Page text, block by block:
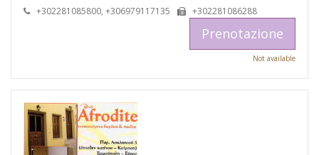
+302281085800, +306979117135 +302281086288
Prenotazione
Not available